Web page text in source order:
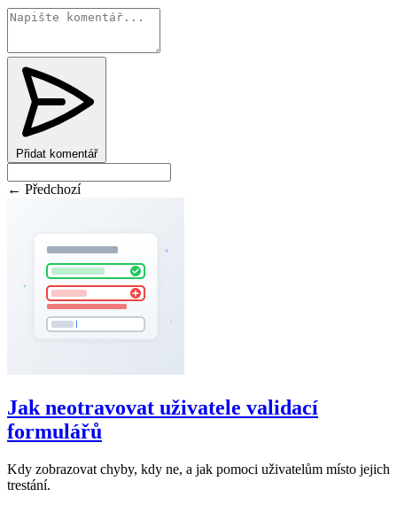
Přidat komentář
← Předchozí
Jak neotravovat uživatele validací
formulářů
Kdy zobrazovat chyby, kdy ne, a jak pomoci uživatelům místo jejich
trestání.